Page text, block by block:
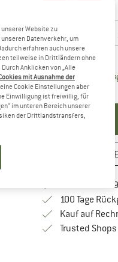
S
Größentabelle
Lieferzeit: 2-4
Menge:
Portofrei ab
100 Tage
Kauf auf
Trusted
Website zu
Datenverkehr, um
erfahren auch unsere
teilweise in Drittländern ohne
Anklicken von „Alle
mit Ausnahme der
Cookie Einstellungen aber
Einwilligung ist freiwillig, für
im unteren Bereich unserer
der Drittlandstransfers,